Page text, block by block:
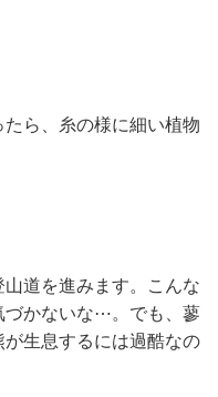
ら、糸の様に細い植物
道を進みます。こんな
づかないな⋯。でも、蓼
生息するには過酷なの